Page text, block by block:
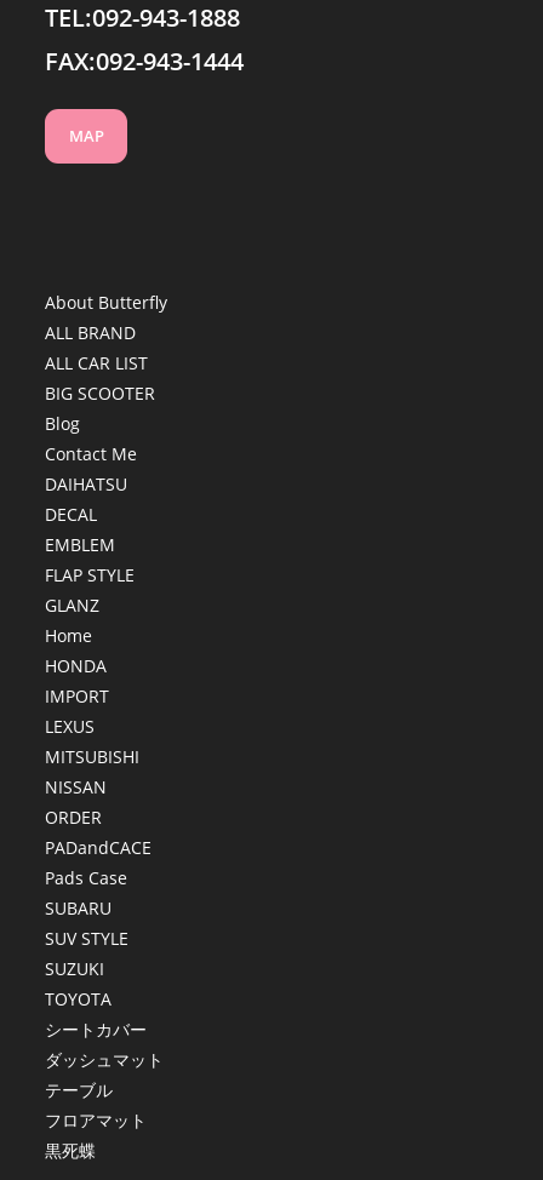
TEL:092-943-1888
FAX:092-943-1444
MAP
About Butterfly
ALL BRAND
ALL CAR LIST
BIG SCOOTER
Blog
Contact Me
DAIHATSU
DECAL
EMBLEM
FLAP STYLE
GLANZ
Home
HONDA
IMPORT
LEXUS
MITSUBISHI
NISSAN
ORDER
PADandCACE
Pads Case
SUBARU
SUV STYLE
SUZUKI
TOYOTA
シートカバー
ダッシュマット
テーブル
フロアマット
黒死蝶